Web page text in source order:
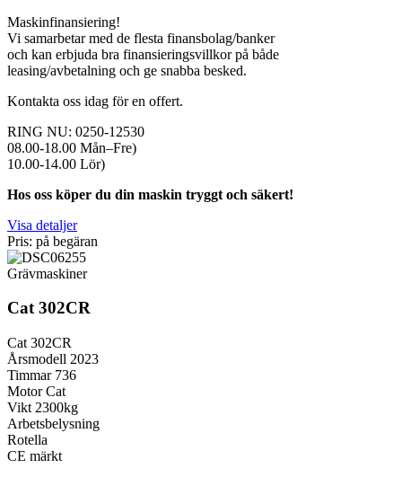
Maskinfinansiering!
Vi samarbetar med de flesta finansbolag/banker
och kan erbjuda bra finansieringsvillkor på både
leasing/avbetalning och ge snabba besked.
Kontakta oss idag för en offert.
RING NU: 0250-12530
08.00-18.00 Mån–Fre)
10.00-14.00 Lör)
Hos oss köper du din maskin tryggt och säkert!
Visa detaljer
Pris: på begäran
Grävmaskiner
Cat 302CR
Cat 302CR
Årsmodell 2023
Timmar 736
Motor Cat
Vikt 2300kg
Arbetsbelysning
Rotella
CE märkt